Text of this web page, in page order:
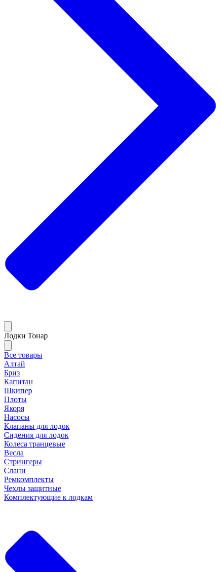
Лодки Тонар
Все товары
Алтай
Бриз
Капитан
Шкипер
Плоты
Якоря
Насосы
Клапаны для лодок
Сидения для лодок
Колеса транцевые
Весла
Стрингеры
Слани
Ремкомплекты
Чехлы защитные
Комплектующие к лодкам